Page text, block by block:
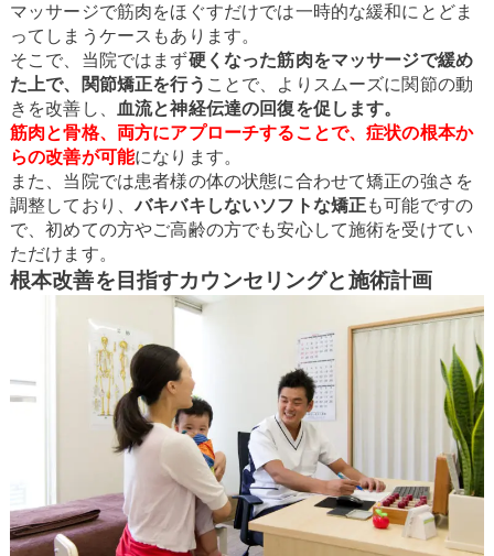
マッサージで筋肉をほぐすだけでは一時的な緩和にとどま
ってしまうケースもあります。
そこで、当院ではまず硬くなった筋肉をマッサージで緩め
た上で、関節矯正を行う ことで、よりスムーズに関節の動
きを改善し、
血流と神経伝達の回復を促します。
筋肉と骨格、両方にアプローチすることで、症状の根本か
らの改善が可能になります。
また、当院では患者様の体の状態に合わせて矯正の強さを
調整しており、バキバキしないソフトな矯正も可能ですの
で、初めての方やご高齢の方でも安心して施術を受けてい
ただけます。
根本改善を目指すカウンセリングと施術計画